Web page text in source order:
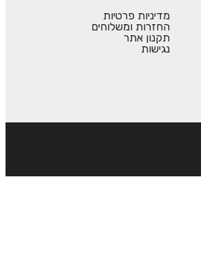
מדיניות פרטיות
החזרות ומשלוחים
תקנון אתר
נגישות